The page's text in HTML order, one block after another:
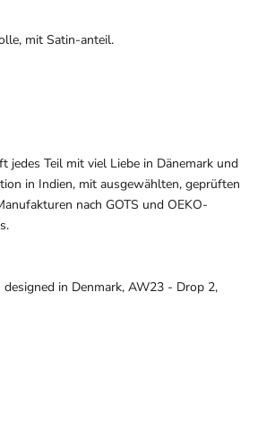
mit Satin-anteil.
jedes Teil mit viel Liebe in Dänemark und
in Indien, mit ausgewählten, geprüften
nach GOTS und OEKO-
in Denmark, AW23 - Drop 2,